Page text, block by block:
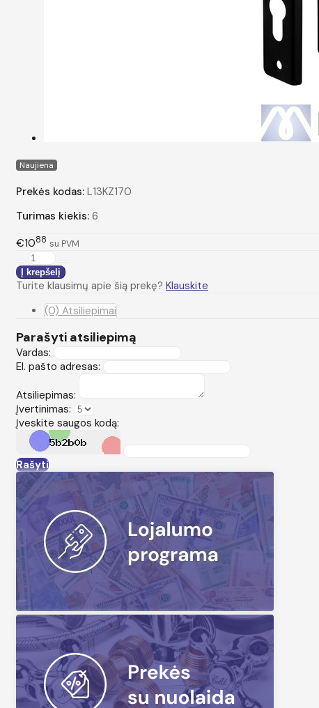
Naujiena
Prekės kodas: L13KZ170
Turimas kiekis: 6
€1088 su PVM
Turite klausimų apie šią prekę? Klauskite
(0) Atsiliepimai
Parašyti atsiliepimą
Vardas:
El. pašto adresas:
Atsiliepimas:
Įvertinimas:
Įveskite saugos kodą:
Rašyti